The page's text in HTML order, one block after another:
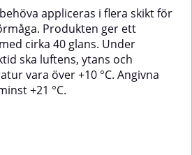
appliceras i flera skikt för
Produkten ger ett
cirka 40 glans. Under
ska luftens, ytans och
vara över +10 °C. Angivna
+21 °C.